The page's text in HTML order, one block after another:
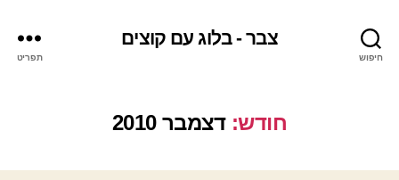
חיפוש
צבר - בלוג עם קוצים
תפריט
חודש: דצמבר 2010